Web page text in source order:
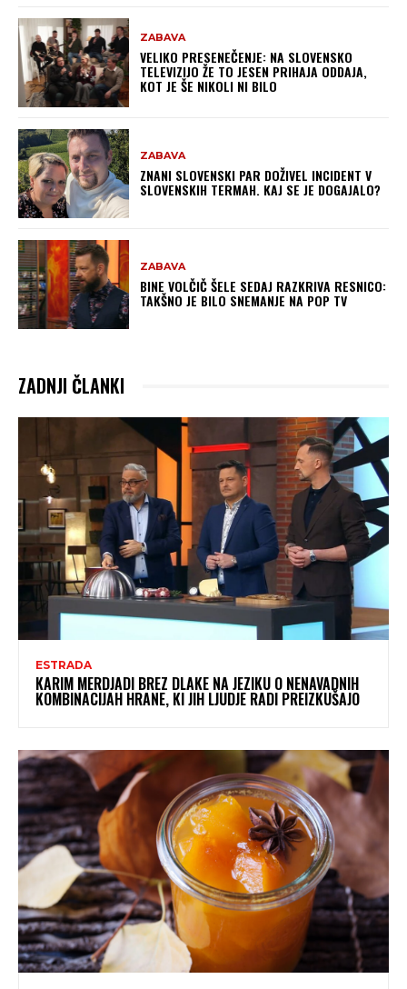
ZABAVA
VELIKO PRESENEČENJE: NA SLOVENSKO
TELEVIZIJO ŽE TO JESEN PRIHAJA ODDAJA,
KOT JE ŠE NIKOLI NI BILO
ZABAVA
ZNANI SLOVENSKI PAR DOŽIVEL INCIDENT V
SLOVENSKIH TERMAH. KAJ SE JE DOGAJALO?
ZABAVA
BINE VOLČIČ ŠELE SEDAJ RAZKRIVA RESNICO:
TAKŠNO JE BILO SNEMANJE NA POP TV
ZADNJI ČLANKI
ESTRADA
KARIM MERDJADI BREZ DLAKE NA JEZIKU O NENAVADNIH
KOMBINACIJAH HRANE, KI JIH LJUDJE RADI PREIZKUŠAJO